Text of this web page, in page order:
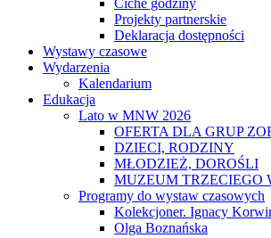
Ciche godziny
Projekty partnerskie
Deklaracja dostępności
Wystawy czasowe
Wydarzenia
Kalendarium
Edukacja
Lato w MNW 2026
OFERTA DLA GRUP
DZIECI, RODZINY
MŁODZIEŻ, DOROŚLI
MUZEUM TRZECIEGO
Programy do wystaw czasowych
Kolekcjoner. Ignacy
Olga Boznańska